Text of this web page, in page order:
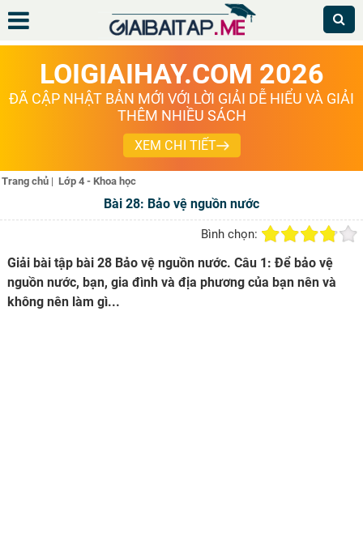
LOIGIAIHAY.COM 2026
ĐÃ CẬP NHẬT BẢN MỚI VỚI LỜI GIẢI DỄ HIỂU VÀ GIẢI
THÊM NHIỀU SÁCH
XEM CHI TIẾT
Trang chủ | Lớp 4 - Khoa học
Bài 28: Bảo vệ nguồn nước
Bình chọn:
Giải bài tập bài 28 Bảo vệ nguồn nước. Câu 1: Để bảo vệ
nguồn nước, bạn, gia đình và địa phương của bạn nên và
không nên làm gì...